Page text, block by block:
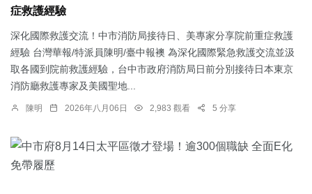
症救護經驗
深化國際救護交流！中市消防局接待日、美專家分享院前重症救護
經驗 台灣華報/特派員陳明/臺中報襖 為深化國際緊急救護交流並汲
取各國到院前救護經驗，台中市政府消防局日前分別接待日本東京
消防廳救護專家及美國聖地...
陳明 2026年八月06日 2,983 觀看 5 分享